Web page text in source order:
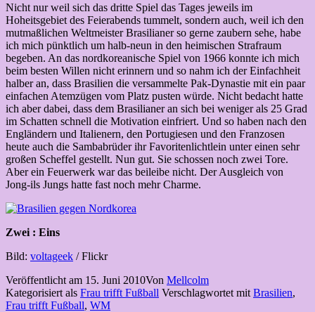
Nicht nur weil sich das dritte Spiel das Tages jeweils im
Hoheitsgebiet des Feierabends tummelt, sondern auch, weil ich den
mutmaßlichen Weltmeister Brasilianer so gerne zaubern sehe, habe
ich mich pünktlich um halb-neun in den heimischen Strafraum
begeben. An das nordkoreanische Spiel von 1966 konnte ich mich
beim besten Willen nicht erinnern und so nahm ich der Einfachheit
halber an, dass Brasilien die versammelte Pak-Dynastie mit ein paar
einfachen Atemzügen vom Platz pusten würde. Nicht bedacht hatte
ich aber dabei, dass dem Brasilianer an sich bei weniger als 25 Grad
im Schatten schnell die Motivation einfriert. Und so haben nach den
Engländern und Italienern, den Portugiesen und den Franzosen
heute auch die Sambabrüder ihr Favoritenlichtlein unter einen sehr
großen Scheffel gestellt. Nun gut. Sie schossen noch zwei Tore.
Aber ein Feuerwerk war das beileibe nicht. Der Ausgleich von
Jong-ils Jungs hatte fast noch mehr Charme.
Zwei : Eins
Bild: voltageek / Flickr
Veröffentlicht am 15. Juni 2010Von Mellcolm
Kategorisiert als Frau trifft Fußball Verschlagwortet mit Brasilien,
Frau trifft Fußball, WM